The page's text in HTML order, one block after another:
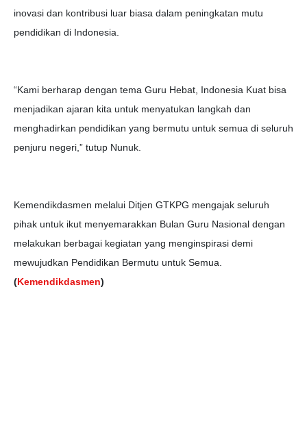
inovasi dan kontribusi luar biasa dalam peningkatan mutu
pendidikan di Indonesia.
“Kami berharap dengan tema Guru Hebat, Indonesia Kuat bisa
menjadikan ajaran kita untuk menyatukan langkah dan
menghadirkan pendidikan yang bermutu untuk semua di seluruh
penjuru negeri,” tutup Nunuk.
Kemendikdasmen melalui Ditjen GTKPG mengajak seluruh
pihak untuk ikut menyemarakkan Bulan Guru Nasional dengan
melakukan berbagai kegiatan yang menginspirasi demi
mewujudkan Pendidikan Bermutu untuk Semua.
(Kemendikdasmen)